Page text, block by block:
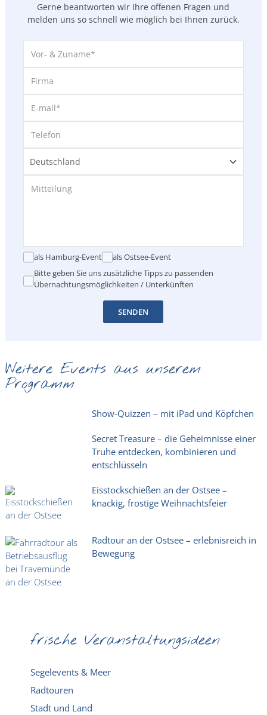
Gerne beantworten wir Ihre offenen Fragen und
melden uns so schnell wie möglich bei Ihnen zurück.
als Hamburg-Event
als Ostsee-Event
Bitte geben Sie uns zusätzliche Tipps zu passenden
Übernachtungsmöglichkeiten / Unterkünften
SENDEN
Weitere Events aus unserem
Programm
Show-Quizzen – mit iPad und Köpfchen
Secret Treasure – die Geheimnisse einer
Truhe entdecken, kombinieren und
entschlüsseln
Eisstockschießen an der Ostsee –
knackig, frostige Weihnachtsfeier
Radtour an der Ostsee – erlebnisreich in
Bewegung
frische Veranstaltungsideen
Segelevents & Meer
Radtouren
Stadt und Land